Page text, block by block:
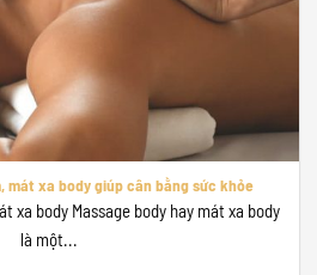
mát xa body giúp cân bằng sức khỏe
xa body Massage body hay mát xa body
là một...